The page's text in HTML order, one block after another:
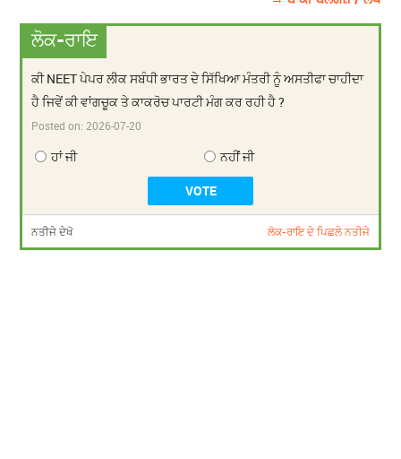
ਲੋਕ-ਰਾਇ
ਕੀ NEET ਪੇਪਰ ਲੀਕ ਸਬੰਧੀ ਭਾਰਤ ਦੇ ਸਿੱਖਿਆ ਮੰਤਰੀ ਨੂੰ ਅਸਤੀਫਾ ਚਾਹੀਦਾ
ਹੈ ਜਿਵੇਂ ਕੀ ਵਾਂਗਚੂਕ ਤੇ ਕਾਕਰੋਚ ਪਾਰਟੀ ਮੰਗ ਕਰ ਰਹੀ ਹੈ ?
Posted on:2026-07-20
ਹਾਂ ਜੀ ਨਹੀਂ ਜੀ
ਨਤੀਜੇ ਦੇਖੋ ਲੋਕ-ਰਾਇ ਦੇ ਪਿਛਲੇ ਨਤੀਜੇ